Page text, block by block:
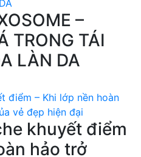
–
TRONG TÁI
LÀN DA
khuyết điểm
hảo trở